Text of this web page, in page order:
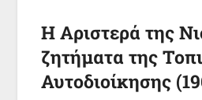
Η Αριστερά της
ζητήματα της
Αυτοδιοίκησης